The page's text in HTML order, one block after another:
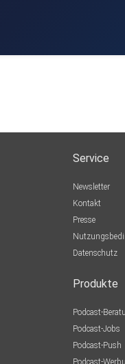
Service
Newsletter
Kontakt
Presse
Datenschutz
Produkte
Podcast-
Podcast-Jobs
Podcast-Push
Podcast-